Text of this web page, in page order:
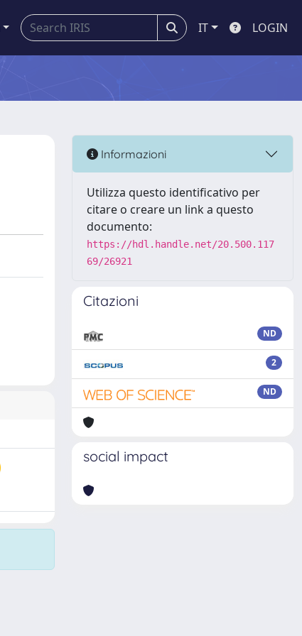
IT LOGIN
Informazioni
Utilizza questo identificativo per
citare o creare un link a questo
documento:
https://hdl.handle.net/20.500.117
69/26921
Citazioni
ND
2
ND
social impact